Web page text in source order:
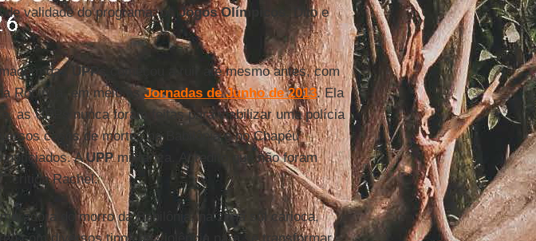
validade do programa: os Jogos Olímpicos
. Dito e
das UPPscomeçou a ruir até mesmo antes, com
Rocinha, em meio àsJornadas de Junho de 2013. Ela
as UPPs nunca foram feitas para viabilizar uma polícia
casos de mortes na Babilônia e no Chapéu
noticiados. AUPPmilitariza. Acredito que não foram
critica Rachel.
do morro da Babilônia, na zona sul carioca,